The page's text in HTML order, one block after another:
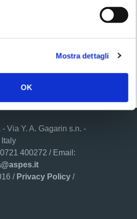
Mostra dettagli
OK
Via Y. A. Gagarin s.n. -
Italy
400272 / Email:
/ Privacy Policy /